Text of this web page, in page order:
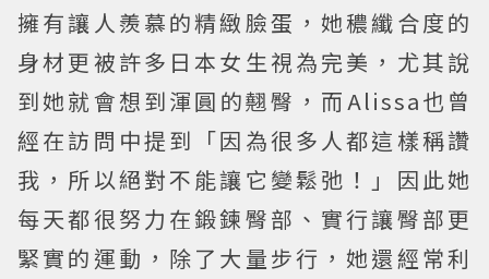
擁有讓人羨慕的精緻臉蛋，她穠纖合度的
身材更被許多日本女生視為完美，尤其說
到她就會想到渾圓的翹臀，而Alissa也曾
經在訪問中提到「因為很多人都這樣稱讚
我，所以絕對不能讓它變鬆弛！」因此她
每天都很努力在鍛鍊臀部、實行讓臀部更
緊實的運動，除了大量步行，她還經常利